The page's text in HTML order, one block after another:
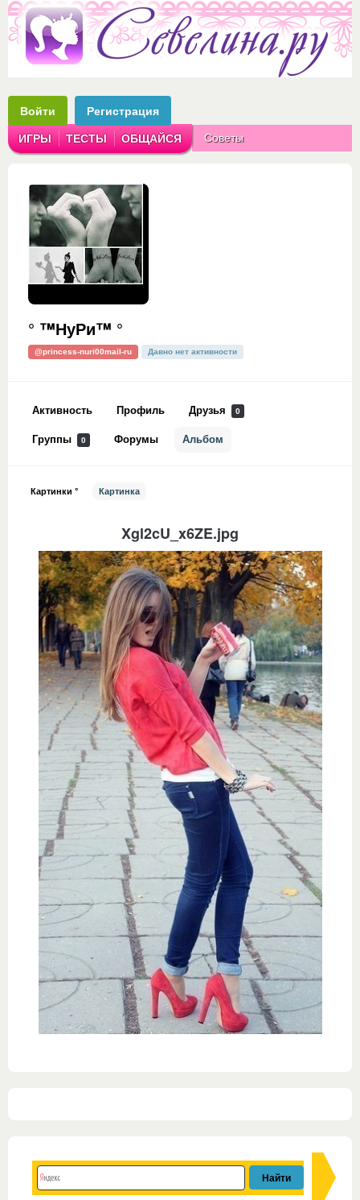
Войти Регистрация
ИГРЫ ТЕСТЫ ОБЩАЙСЯ Советы
° ™НуРи™ °
@princess-nuri00mail-ru Давно нет активности
Активность Профиль Друзья 0
Группы 0 Форумы Альбом
Картинки ° Картинка
Xgl2cU_x6ZE.jpg